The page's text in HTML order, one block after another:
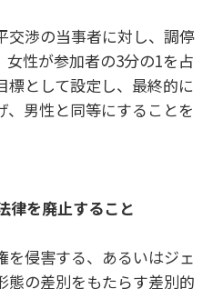
交渉の当事者に対し、調停
女性が参加者の3分の1を占
として設定し、最終的に
、男性と同等にすることを
律を廃止すること
侵害する、あるいはジェ
態の差別をもたらす差別的